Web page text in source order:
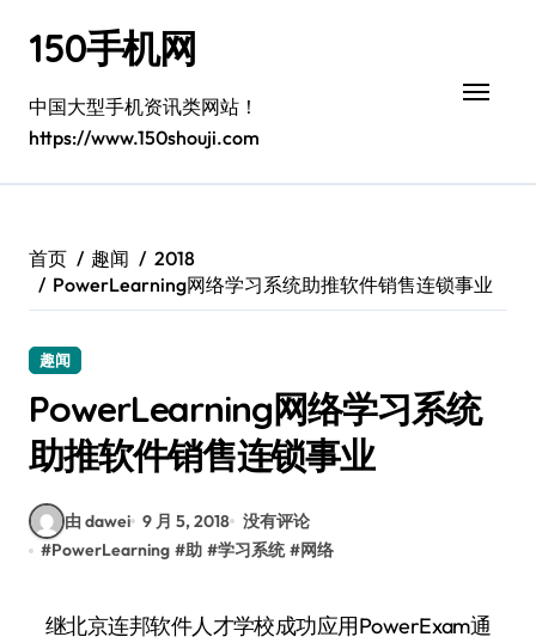
150手机网
中国大型手机资讯类网站！
https://www.150shouji.com
首页 趣闻
2018
PowerLearning网络学习系统助推软件销售连锁事业
趣闻
PowerLearning网络学习系统
助推软件销售连锁事业
由 dawei 9 月 5, 2018 没有评论
#PowerLearning #助 #学习系统 #网络
继北京连邦软件人才学校成功应用PowerExam通